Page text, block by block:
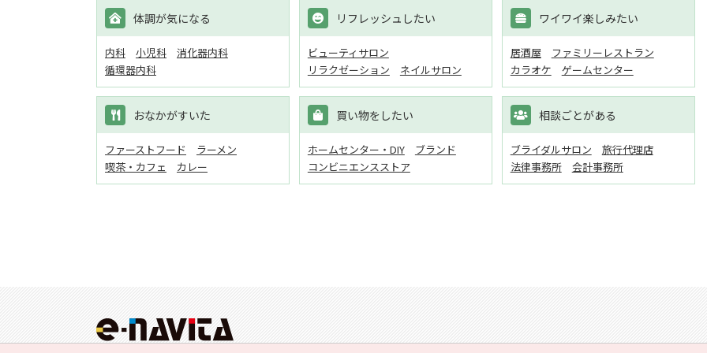
体調が気になる
内科 小児科
消化器内科
循環器内科
リフレッシュしたい
ビューティサロン
リラクゼーション
ネイルサロン
ワイワイ楽しみたい
居酒屋
ファミリーレストラン
カラオケ
ゲームセンター
おなかがすいた
ファーストフード
ラーメン
喫茶・カフェ
カレー
買い物をしたい
ホームセンター・DIY
ブランド
コンビニエンスストア
相談ごとがある
ブライダルサロン
旅行代理店
法律事務所
会計事務所